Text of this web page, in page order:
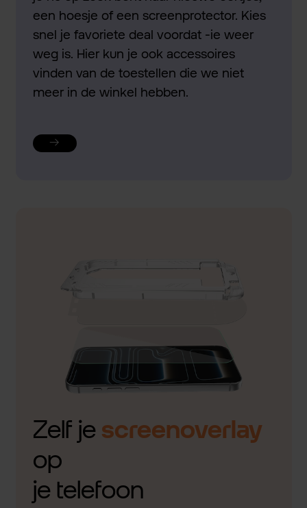
een hoesje of een screenprotector. Kies
snel je favoriete deal voordat -ie weer
weg is. Hier kun je ook accessoires
vinden van de toestellen die we niet
meer in de winkel hebben.
Zelf je screenoverlay
op
je telefoon